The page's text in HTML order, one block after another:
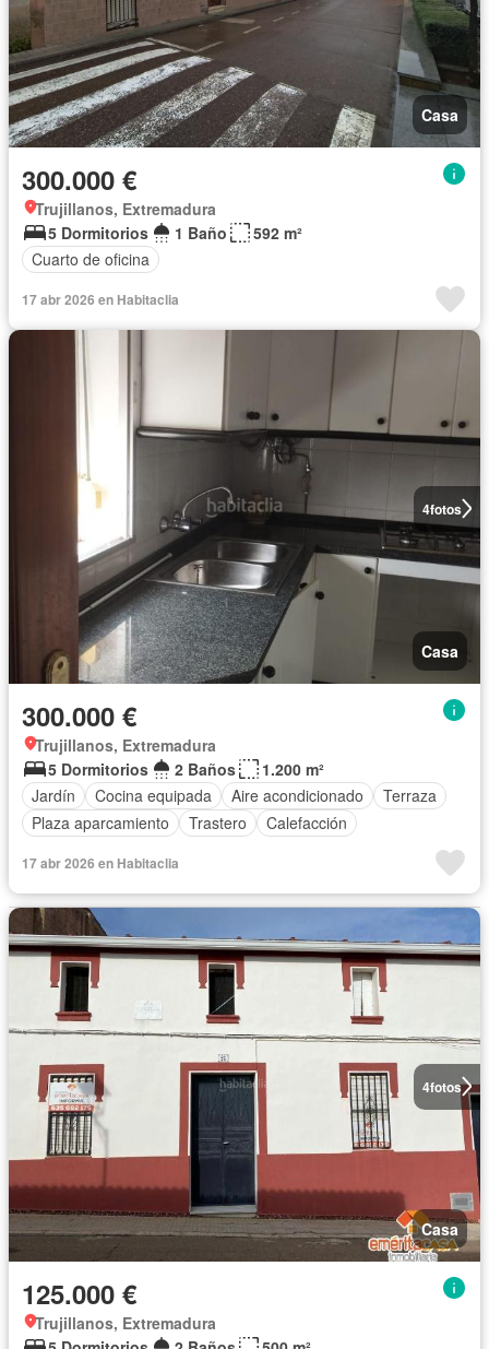
Casa
300.000 €
Trujillanos, Extremadura
5 Dormitorios
1 Baño
592 m²
Cuarto de oficina
17 abr 2026 en Habitaclia
4fotos
Casa
300.000 €
Trujillanos, Extremadura
5 Dormitorios
2 Baños
1.200 m²
Jardín
Cocina equipada Aire acondicionado
Terraza
Plaza aparcamiento
Trastero Calefacción
17 abr 2026 en Habitaclia
4fotos
Casa
125.000 €
Trujillanos, Extremadura